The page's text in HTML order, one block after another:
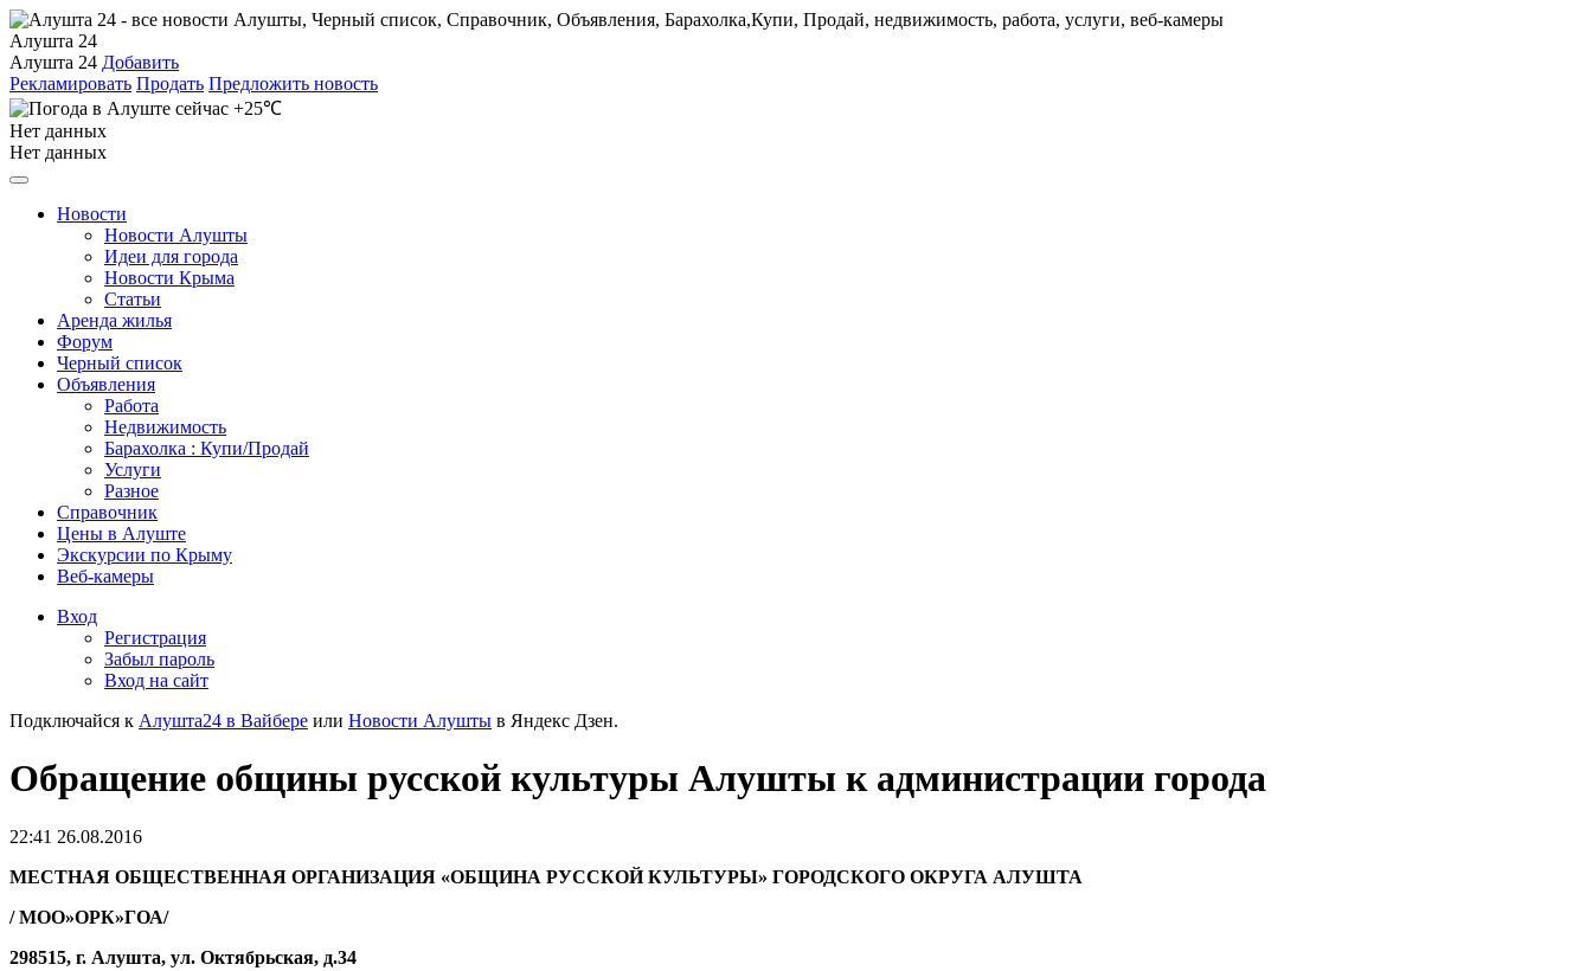
Алушта 24
Алушта 24 Добавить
Рекламировать Продать Предложить новость
+25℃
Нет данных
Нет данных
Новости
Новости Алушты
Идеи для города
Новости Крыма
Статьи
Аренда жилья
Форум
Черный список
Объявления
Работа
Недвижимость
Барахолка : Купи/Продай
Услуги
Разное
Справочник
Цены в Алуште
Экскурсии по Крыму
Веб-камеры
Вход
Регистрация
Забыл пароль
Вход на сайт
Подключайся к Алушта24 в Вайбере или Новости Алушты в Яндекс Дзен.
Обращение общины русской культуры Алушты к администрации города
22:41 26.08.2016
МЕСТНАЯ ОБЩЕСТВЕННАЯ ОРГАНИЗАЦИЯ «ОБЩИНА РУССКОЙ КУЛЬТУРЫ» ГОРОДСКОГО ОКРУГА АЛУШТА
/ МОО»ОРК»ГОА/
298515, г. Алушта, ул. Октябрьская, д.34